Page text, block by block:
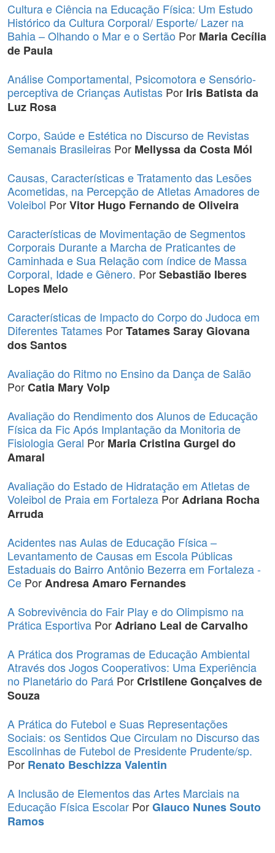
Cultura e Ciência na Educação Física: Um Estudo
Histórico da Cultura Corporal/ Esporte/ Lazer na
Bahia – Olhando o Mar e o Sertão Por Maria Cecília
de Paula
Análise Comportamental, Psicomotora e Sensório-
perceptiva de Crianças Autistas Por Iris Batista da
Luz Rosa
Corpo, Saúde e Estética no Discurso de Revistas
Semanais Brasileiras Por Mellyssa da Costa Mól
Causas, Características e Tratamento das Lesões
Acometidas, na Percepção de Atletas Amadores de
Voleibol PorVitor Hugo Fernando de Oliveira
Características de Movimentação de Segmentos
Corporais Durante a Marcha de Praticantes de
Caminhada e Sua Relação com índice de Massa
Corporal, Idade e Gênero. PorSebastião Iberes
Lopes Melo
Características de Impacto do Corpo do Judoca em
Diferentes Tatames PorTatames Saray Giovana
dos Santos
Avaliação do Ritmo no Ensino da Dança de Salão
PorCatia Mary Volp
Avaliação do Rendimento dos Alunos de Educação
Física da Fic Após Implantação da Monitoria de
Fisiologia Geral Por Maria Cristina Gurgel do
Amaral
Avaliação do Estado de Hidratação em Atletas de
Voleibol de Praia em Fortaleza PorAdriana Rocha
Arruda
Acidentes nas Aulas de Educação Física –
Levantamento de Causas em Escola Públicas
Estaduais do Bairro Antônio Bezerra em Fortaleza -
Ce PorAndresa Amaro Fernandes
A Sobrevivência do Fair Play e do Olimpismo na
Prática Esportiva PorAdriano Leal de Carvalho
A Prática dos Programas de Educação Ambiental
Através dos Jogos Cooperativos: Uma Experiência
no Planetário do Pará PorCristilene Gonçalves de
Souza
A Prática do Futebol e Suas Representações
Sociais: os Sentidos Que Circulam no Discurso das
Escolinhas de Futebol de Presidente Prudente/sp.
Por Renato Beschizza Valentin
A Inclusão de Elementos das Artes Marciais na
Educação Física Escolar PorGlauco Nunes Souto
Ramos